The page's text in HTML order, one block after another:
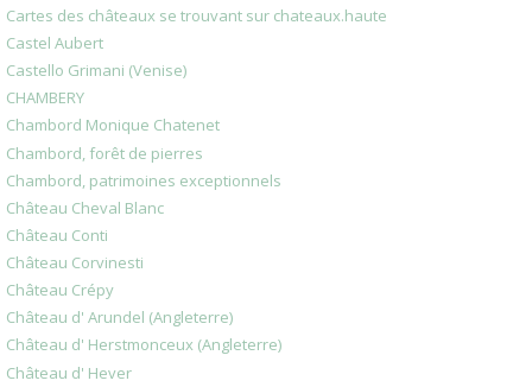
Cartes des châteaux se trouvant sur chateaux.haute
Castel Aubert
Castello Grimani (Venise)
CHAMBERY
Chambord Monique Chatenet
Chambord, forêt de pierres
Chambord, patrimoines exceptionnels
Château Cheval Blanc
Château Conti
Château Corvinesti
Château Crépy
Château d' Arundel (Angleterre)
Château d' Herstmonceux (Angleterre)
Château d' Hever